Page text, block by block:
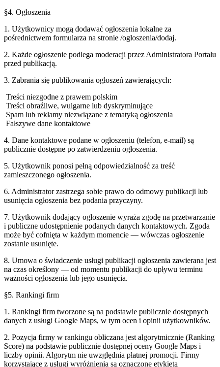
§4. Ogłoszenia
1. Użytkownicy mogą dodawać ogłoszenia lokalne za
pośrednictwem formularza na stronie /ogloszenia/dodaj.
2. Każde ogłoszenie podlega moderacji przez Administratora Portalu
przed publikacją.
3. Zabrania się publikowania ogłoszeń zawierających:
Treści niezgodne z prawem polskim
Treści obraźliwe, wulgarne lub dyskryminujące
Spam lub reklamy niezwiązane z tematyką ogłoszenia
Fałszywe dane kontaktowe
4. Dane kontaktowe podane w ogłoszeniu (telefon, e-mail) są
publicznie dostępne po zatwierdzeniu ogłoszenia.
5. Użytkownik ponosi pełną odpowiedzialność za treść
zamieszczonego ogłoszenia.
6. Administrator zastrzega sobie prawo do odmowy publikacji lub
usunięcia ogłoszenia bez podania przyczyny.
7. Użytkownik dodający ogłoszenie wyraża zgodę na przetwarzanie
i publiczne udostępnienie podanych danych kontaktowych. Zgoda
może być cofnięta w każdym momencie — wówczas ogłoszenie
zostanie usunięte.
8. Umowa o świadczenie usługi publikacji ogłoszenia zawierana jest
na czas określony — od momentu publikacji do upływu terminu
ważności ogłoszenia lub jego usunięcia.
§5. Rankingi firm
1. Rankingi firm tworzone są na podstawie publicznie dostępnych
danych z usługi Google Maps, w tym ocen i opinii użytkowników.
2. Pozycja firmy w rankingu obliczana jest algorytmicznie (Ranking
Score) na podstawie publicznie dostępnej oceny Google Maps i
liczby opinii. Algorytm nie uwzględnia płatnej promocji. Firmy
korzystające z usługi wyróżnienia są oznaczone etykietą